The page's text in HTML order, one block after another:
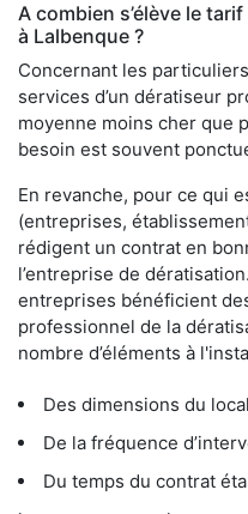
A combien s’élève le
à Lalbenque ?
Concernant les
services d’un dératiseur
moyenne moins cher que
besoin est souvent
En revanche, pour ce qui
(entreprises,
rédigent un contrat en
l’entreprise de
entreprises bénéficient
professionnel de la
nombre d’éléments à
Des dimensions du
De la fréquence
Du temps du contrat